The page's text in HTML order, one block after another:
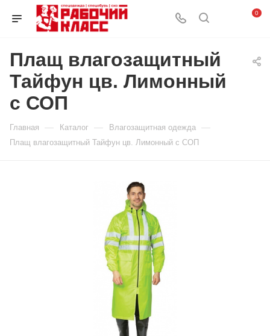
0
Плащ влагозащитный
Тайфун цв. Лимонный
с СОП
Главная — Каталог — Влагозащитная одежда —
Плащ влагозащитный Тайфун цв. Лимонный с СОП